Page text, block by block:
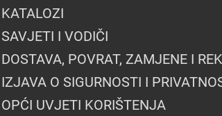
KATALOZI
SAVJETI I VODIČI
DOSTAVA, POVRAT, ZAMJENE I
IZJAVA O SIGURNOSTI I
OPĆI UVJETI KORIŠTENJA